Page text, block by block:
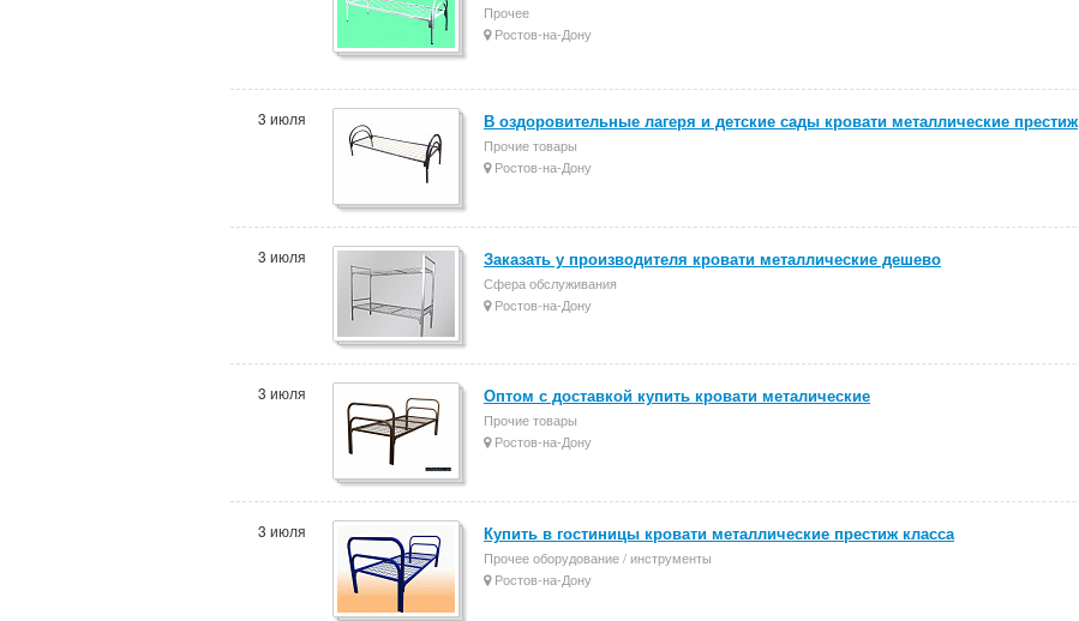
Прочее
Ростов-на-Дону
3 июля В оздоровительные лагеря и детские сады кровати металлические престиж
Прочие товары
Ростов-на-Дону
3 июля Заказать у производителя кровати металлические дешево
Сфера обслуживания
Ростов-на-Дону
3 июля Оптом с доставкой купить кровати металические
Прочие товары
Ростов-на-Дону
3 июля Купить в гостиницы кровати металлические престиж класса
Прочее оборудование / инструменты
Ростов-на-Дону